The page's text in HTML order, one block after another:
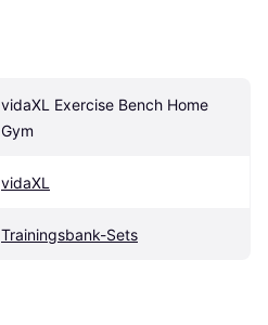
vidaXL Exercise Bench Home
Gym
vidaXL
Trainingsbank-Sets